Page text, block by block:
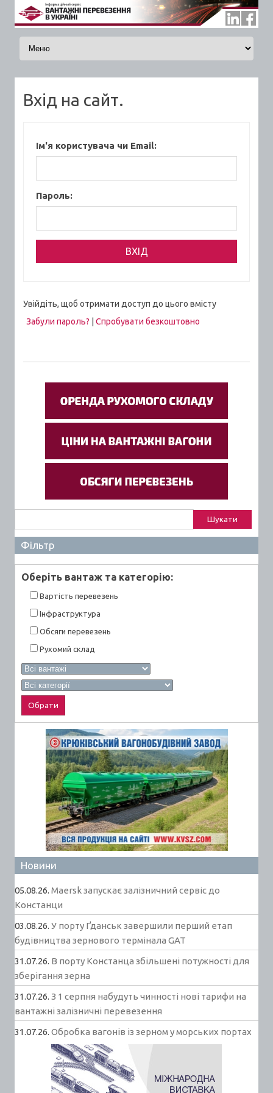
Skip to content
Вхід на сайт.
Ім'я користувача чи Email:
Пароль:
Увійдіть, щоб отримати доступ до цього вмісту
Забули пароль?
Спробувати безкоштовно
Фільтр
Оберiть вантаж та категорiю:
Вартiсть перевезень
Інфраструктура
Обсяги перевезень
Рухомий склад
Новини
05.08.26. Maersk запускає залізничний сервіс до
Констанци
03.08.26. У порту Ґданськ завершили перший етап
будівництва зернового термінала GAT
31.07.26. В порту Констанца збільшені потужності для
зберігання зерна
31.07.26. З 1 серпня набудуть чинності нові тарифи на
вантажні залізничні перевезення
31.07.26. Обробка вагонів із зерном у морських портах